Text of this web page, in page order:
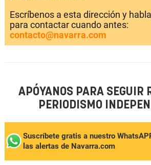
Escríbenos a esta dirección y
para contactar cuando antes:
contacto@navarra.com
APÓYANOS PARA SEGUIR
PERIODISMO
Suscríbete gratis a nuestro
las alertas de Navarra.com